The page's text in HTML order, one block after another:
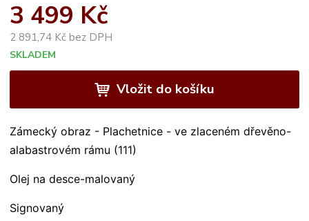
3 499 Kč
2 891,74 Kč bez DPH
SKLADEM
Vložit do košíku
Zámecký obraz - Plachetnice - ve zlaceném dřevěno-
alabastrovém rámu (111)
Olej na desce-malovaný
Signovaný